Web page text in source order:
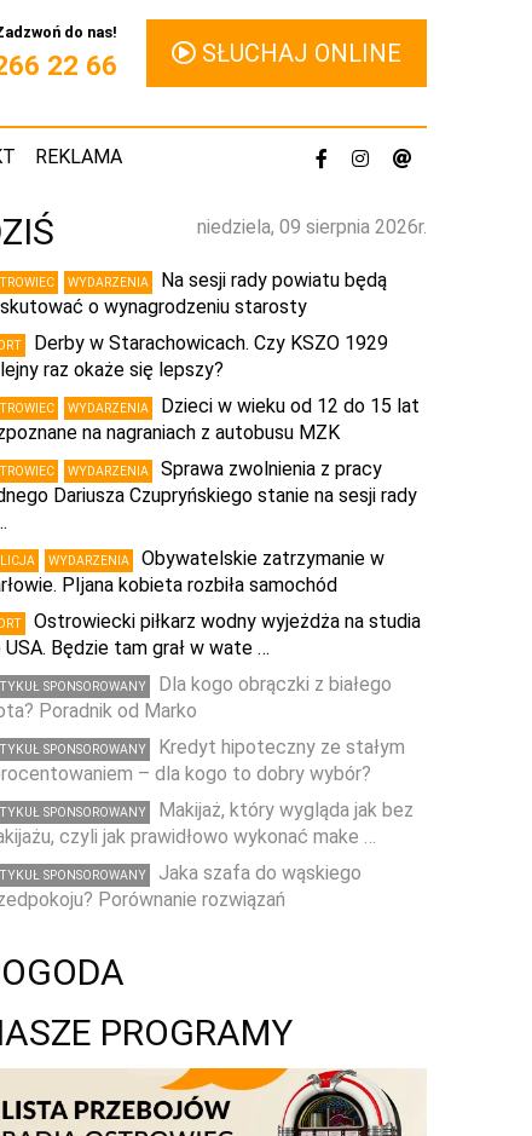
do nas!
22 66 SŁUCHAJ ONLINE
REKLAMA
niedziela, 09 sierpnia 2026r.
WYDARZENIA
Na sesji rady powiatu będą
o wynagrodzeniu starosty
Derby w Starachowicach. Czy KSZO 1929
raz okaże się lepszy?
WYDARZENIA
Dzieci w wieku od 12 do 15 lat
na nagraniach z autobusu MZK
WYDARZENIA
Sprawa zwolnienia z pracy
Dariusza Czupryńskiego stanie na sesji rady
WYDARZENIA
Obywatelskie zatrzymanie w
PIjana kobieta rozbiła samochód
Ostrowiecki piłkarz wodny wyjeżdża na studia
USA. Będzie tam grał w wate …
SPONSOROWANY
Dla kogo obrączki z białego
Poradnik od Marko
SPONSOROWANY
Kredyt hipoteczny ze stałym
– dla kogo to dobry wybór?
SPONSOROWANY
Makijaż, który wygląda jak bez
czyli jak prawidłowo wykonać make …
SPONSOROWANY
Jaka szafa do wąskiego
Porównanie rozwiązań
PROGRAMY